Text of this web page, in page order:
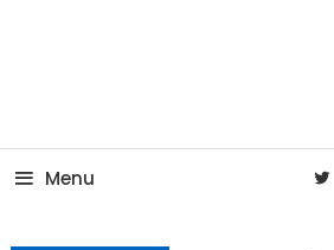
Menu